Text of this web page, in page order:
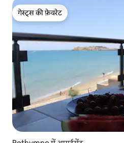
गेस्ट्स की फ़ेवरेट
गेस्ट्स की फ़ेवरेट